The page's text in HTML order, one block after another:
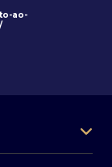
ao-